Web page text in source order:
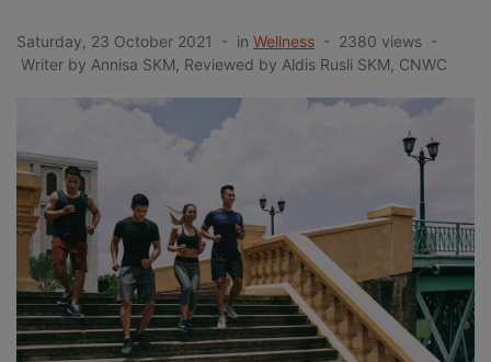
Saturday, 23 October 2021 - in Wellness - 2380 views -
Writer by Annisa SKM, Reviewed by Aldis Rusli SKM, CNWC